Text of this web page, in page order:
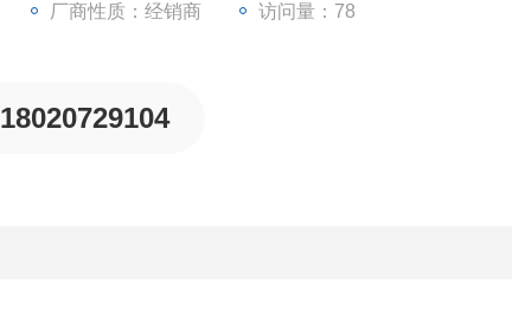
厂商性质：经销商 访问量：78
18020729104